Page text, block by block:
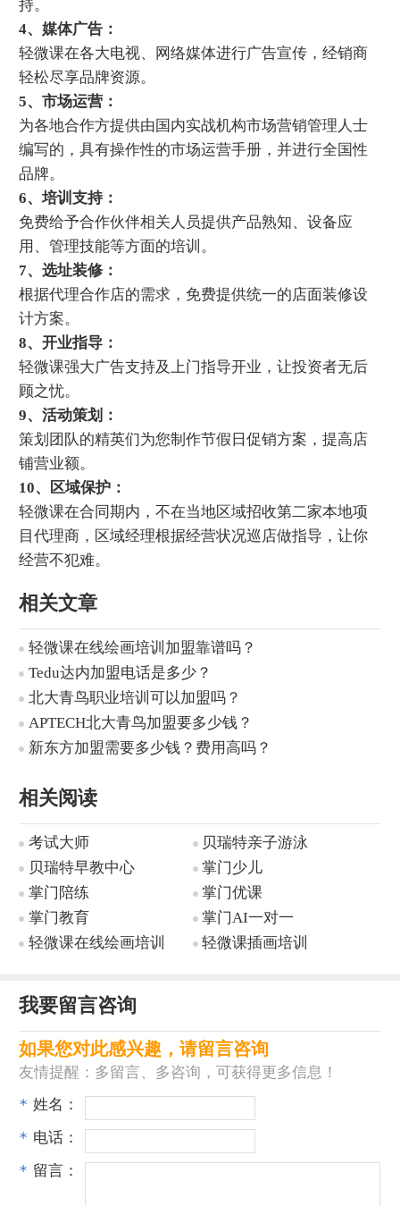
持。
4、媒体广告：
轻微课在各大电视、网络媒体进行广告宣传，经销商
轻松尽享品牌资源。
5、市场运营：
为各地合作方提供由国内实战机构市场营销管理人士
编写的，具有操作性的市场运营手册，并进行全国性
品牌。
6、培训支持：
免费给予合作伙伴相关人员提供产品熟知、设备应
用、管理技能等方面的培训。
7、选址装修：
根据代理合作店的需求，免费提供统一的店面装修设
计方案。
8、开业指导：
轻微课强大广告支持及上门指导开业，让投资者无后
顾之忧。
9、活动策划：
策划团队的精英们为您制作节假日促销方案，提高店
铺营业额。
10、区域保护：
轻微课在合同期内，不在当地区域招收第二家本地项
目代理商，区域经理根据经营状况巡店做指导，让你
经营不犯难。
相关文章
轻微课在线绘画培训加盟靠谱吗？
Tedu达内加盟电话是多少？
北大青鸟职业培训可以加盟吗？
APTECH北大青鸟加盟要多少钱？
新东方加盟需要多少钱？费用高吗？
相关阅读
考试大师
贝瑞特亲子游泳
贝瑞特早教中心
掌门少儿
掌门陪练
掌门优课
掌门教育
掌门AI一对一
轻微课在线绘画培训
轻微课插画培训
我要留言咨询
如果您对此感兴趣，请留言咨询
友情提醒：多留言、多咨询，可获得更多信息！
* 姓名：
* 电话：
* 留言：